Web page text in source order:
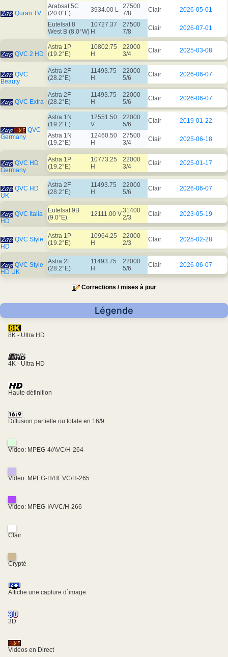
Quran TV
Arabsat 5C
(20.0°E)
3934.00 L 27500
7/8
Clair 2026-05-01
Eutelsat 8
West B (8.0°W)
10727.37
H
27500
7/8
Clair 2026-07-01
QVC 2 HD
Astra 1P
(19.2°E)
10802.75
H
22000
3/4
Clair 2025-03-08
QVC
Beauty
Astra 2F
(28.2°E)
11493.75
H
22000
5/6
Clair 2026-06-07
QVC Extra
Astra 2F
(28.2°E)
11493.75
H
22000
5/6
Clair 2026-06-07
QVC
Germany
Astra 1N
(19.2°E)
12551.50
V
22000
5/6
Clair 2019-01-22
Astra 1N
(19.2°E)
12460.50
H
27500
3/4
Clair 2025-06-18
QVC HD
Germany
Astra 1P
(19.2°E)
10773.25
H
22000
3/4
Clair 2025-01-17
QVC HD
UK
Astra 2F
(28.2°E)
11493.75
H
22000
5/6
Clair 2026-06-07
QVC Italia
HD
Eutelsat 9B
(9.0°E)
12111.00 V31400
2/3
Clair 2023-05-19
QVC Style
HD
Astra 1P
(19.2°E)
10964.25
H
22000
2/3
Clair 2025-02-28
QVC Style
HD UK
Astra 2F
(28.2°E)
11493.75
H
22000
5/6
Clair 2026-06-07
Corrections / mises à jour
Légende
8K - Ultra HD
4K - Ultra HD
Haute définition
Diffusion partielle ou totale en 16/9
Video: MPEG-4/AVC/H-264
Video: MPEG-H/HEVC/H-265
Video: MPEG-I/VVC/H-266
Clair
Crypté
Affiche une capture d´image
3D
Vidéos en Direct